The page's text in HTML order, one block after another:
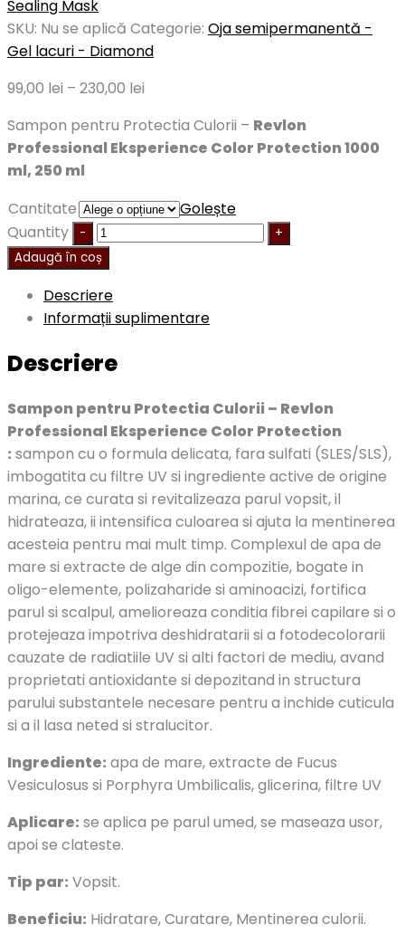
Sealing Mask
SKU: Nu se aplică Categorie: Oja semipermanentă -
Gel lacuri - Diamond
99,00 lei – 230,00 lei
Sampon pentru Protectia Culorii – Revlon
Professional Eksperience Color Protection 1000
ml, 250 ml
Cantitate
Golește
Quantity
Adaugă în coș
Descriere
Informații suplimentare
Descriere
Sampon pentru Protectia Culorii – Revlon
Professional Eksperience Color Protection
: sampon cu o formula delicata, fara sulfati (SLES/SLS),
imbogatita cu filtre UV si ingrediente active de origine
marina, ce curata si revitalizeaza parul vopsit, il
hidrateaza, ii intensifica culoarea si ajuta la mentinerea
acesteia pentru mai mult timp. Complexul de apa de
mare si extracte de alge din compozitie, bogate in
oligo-elemente, polizaharide si aminoacizi, fortifica
parul si scalpul, amelioreaza conditia fibrei capilare si o
protejeaza impotriva deshidratarii si a fotodecolorarii
cauzate de radiatiile UV si alti factori de mediu, avand
proprietati antioxidante si depozitand in structura
parului substantele necesare pentru a inchide cuticula
si a il lasa neted si stralucitor.
Ingrediente: apa de mare, extracte de Fucus
Vesiculosus si Porphyra Umbilicalis, glicerina, filtre UV
Aplicare: se aplica pe parul umed, se maseaza usor,
apoi se clateste.
Tip par: Vopsit.
Beneficiu: Hidratare, Curatare, Mentinerea culorii.